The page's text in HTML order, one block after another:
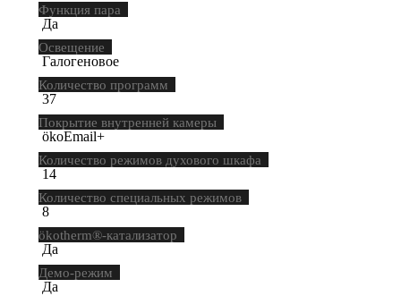
Функция пара
Да
Освещение
Галогеновое
Количество программ
37
Покрытие внутренней камеры
ökoEmail+
Количество режимов духового шкафа
14
Количество специальных режимов
8
ökotherm®-катализатор
Да
Демо-режим
Да